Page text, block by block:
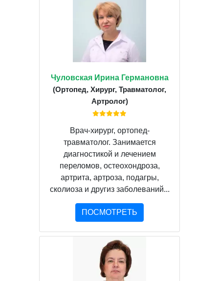
Чуловская Ирина Германовна
(Ортопед, Хирург, Травматолог,
Артролог)
Врач-хирург, ортопед-
травматолог. Занимается
диагностикой и лечением
переломов, остеохондроза,
артрита, артроза, подагры,
сколиоза и другиз заболеваний...
ПОСМОТРЕТЬ